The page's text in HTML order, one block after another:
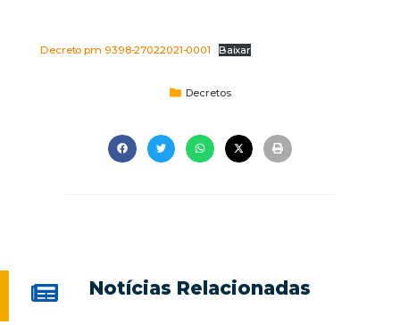
Decreto pm 9398-27022021-0001 Baixar
Decretos
Notícias Relacionadas